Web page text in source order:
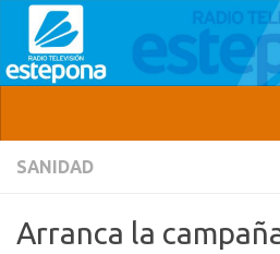
SANIDAD
Arranca la